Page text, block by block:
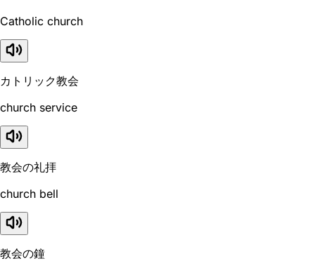
Catholic church
カトリック教会
church service
教会の礼拝
church bell
教会の鐘